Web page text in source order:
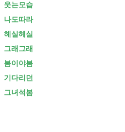
웃는모습
나도따라
헤실헤실
그래그래
봄이야봄
기다리던
그녀석봄